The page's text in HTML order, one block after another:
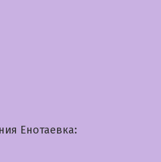
Енотаевка: